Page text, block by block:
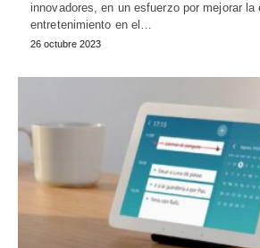
innovadores, en un esfuerzo por mejorar la
entretenimiento en el…
26 octubre 2023